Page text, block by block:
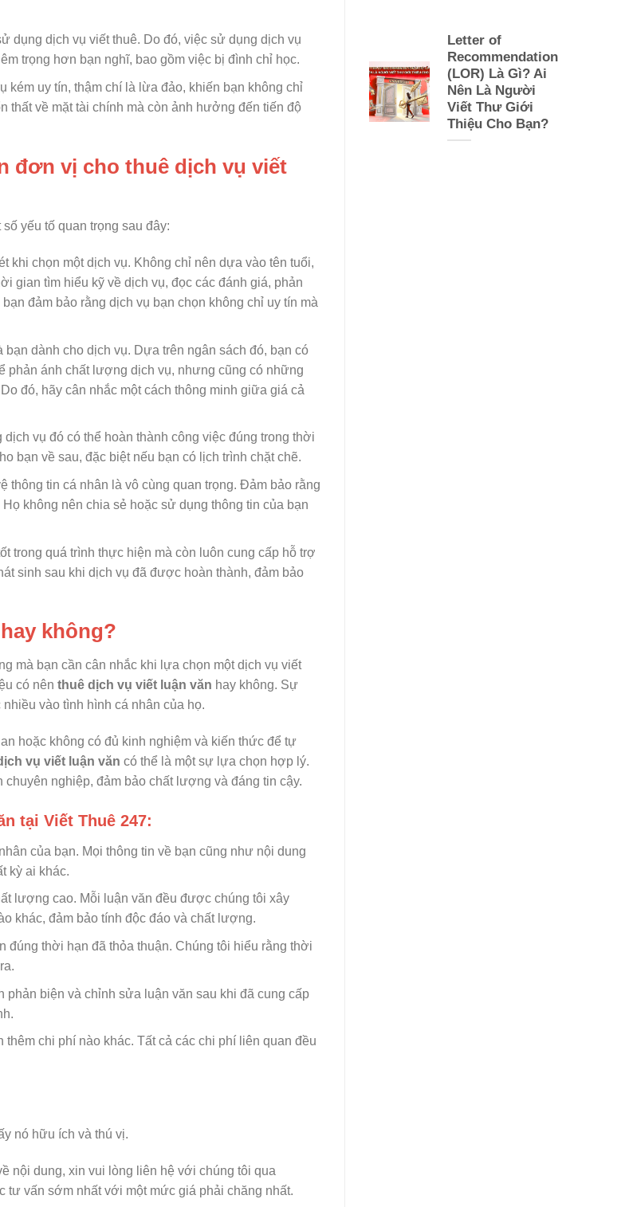
dụng dịch vụ viết thuê. Do đó, việc sử dụng dịch vụ
trọng hơn bạn nghĩ, bao gồm việc bị đình chỉ học.
kém uy tín, thậm chí là lừa đảo, khiến bạn không chỉ
thất về mặt tài chính mà còn ảnh hưởng đến tiến độ
đơn vị cho thuê dịch vụ viết
yếu tố quan trọng sau đây:
khi chọn một dịch vụ. Không chỉ nên dựa vào tên tuổi,
gian tìm hiểu kỹ về dịch vụ, đọc các đánh giá, phản
đảm bảo rằng dịch vụ bạn chọn không chỉ uy tín mà
dành cho dịch vụ. Dựa trên ngân sách đó, bạn có
phản ánh chất lượng dịch vụ, nhưng cũng có những
đó, hãy cân nhắc một cách thông minh giữa giá cả
vụ đó có thể hoàn thành công việc đúng trong thời
bạn về sau, đặc biệt nếu bạn có lịch trình chặt chẽ.
thông tin cá nhân là vô cùng quan trọng. Đảm bảo rằng
không nên chia sẻ hoặc sử dụng thông tin của bạn
trong quá trình thực hiện mà còn luôn cung cấp hỗ trợ
sinh sau khi dịch vụ đã được hoàn thành, đảm bảo
không?
mà bạn cần cân nhắc khi lựa chọn một dịch vụ viết
có nên thuê dịch vụ viết luận văn hay không. Sự
vào tình hình cá nhân của họ.
hoặc không có đủ kinh nghiệm và kiến thức để tự
vụ viết luận văn có thể là một sự lựa chọn hợp lý.
nghiệp, đảm bảo chất lượng và đáng tin cậy.
tại Viết Thuê 247:
của bạn. Mọi thông tin về bạn cũng như nội dung
kỳ ai khác.
lượng cao. Mỗi luận văn đều được chúng tôi xây
khác, đảm bảo tính độc đáo và chất lượng.
đúng thời hạn đã thỏa thuận. Chúng tôi hiểu rằng thời
phản biện và chỉnh sửa luận văn sau khi đã cung cấp
chi phí nào khác. Tất cả các chi phí liên quan đều
nó hữu ích và thú vị.
nội dung, xin vui lòng liên hệ với chúng tôi qua
tư vấn sớm nhất với một mức giá phải chăng nhất.
Letter of
Recommendation
(LOR) Là Gì? Ai
Nên Là Người
Viết Thư Giới
Thiệu Cho Bạn?